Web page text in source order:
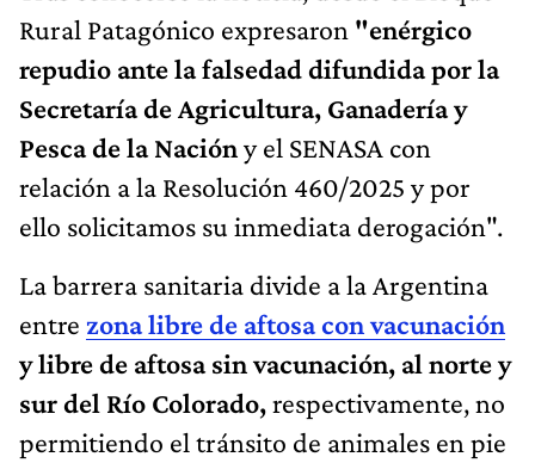
Rural Patagónico expresaron "enérgico
repudio ante la falsedad difundida por la
Secretaría de Agricultura, Ganadería y
Pesca de la Nacióny el SENASA con
relación a la Resolución 460/2025 y por
ello solicitamos su inmediata derogación".
La barrera sanitaria divide a la Argentina
entre zona libre de aftosa con vacunación
y libre de aftosa sin vacunación, al norte y
sur del Río Colorado,respectivamente, no
permitiendo el tránsito de animales en pie